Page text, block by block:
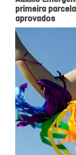
primeira
aprovados